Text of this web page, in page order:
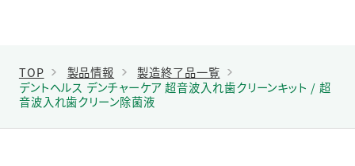
TOP 製品情報
製造終了品一覧
デントヘルス デンチャーケア 超音波入れ歯クリーンキット / 超
音波入れ歯クリーン除菌液